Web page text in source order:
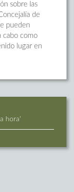
sobre las
de
pueden
cabo como
lugar en
hora'